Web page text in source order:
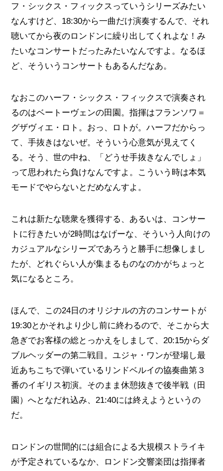
フ・シックス・フィックスっていうシリーズみたい
なんすけど、18:30から一曲だけ演奏するんで、それ
聴いてから夜のロンドンに繰り出してくれよな！み
たいなコンサートだったみたいなんですよ。なるほ
ど、そういうコンサートもあるんだなあ。
なおこのハーフ・シックス・フィックスで演奏され
るのはベートーヴェンの田園。指揮はフランソワ＝
グザヴィエ・ロト。おっ、ロトが。ハーフだからっ
て、手抜きはないぜ。そういう心意気が見えてく
る。そう、世の中ね、「どうせ手抜きなんでしょ」
って思われたら負けなんですよ。こういう時は本気
モードでやらないとだめなんすよ。
これは新たな聴衆を獲得する、あるいは、コンサー
トに行きたいが2時間はなげーな、そういう人向けの
カジュアルなシリーズであろうと勝手に想像しまし
たが、どれぐらい人が集まるものなのかがちょっと
気になるところ。
ほんで、この24日のオリジナルの方のコンサートが
19:30とかそれより少し前に終わるので、そこから大
急ぎでお客様の総とっかえをしまして、20:15からダ
ブルヘッダーの第二戦目。ユジャ・ワンが登場し最
近あちこちで弾いているリンドベルイの協奏曲第３
番のイギリス初演。そのまま休憩抜きで後半戦（田
園）へとなだれ込み、21:40には終えようというの
だ。
ロンドンの世間的には組合による大規模ストライキ
が予定されているなか、ロンドン交響楽団は指揮者